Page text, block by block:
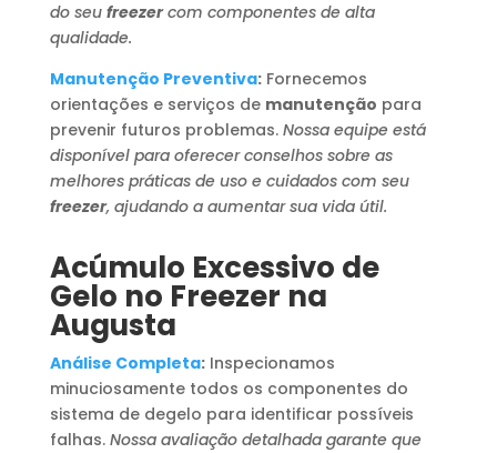
do seu freezercom componentes de alta
qualidade.
Manutenção Preventiva:Fornecemos
orientações e serviços de manutenção para
prevenir futuros problemas. Nossa equipe está
disponível para oferecer conselhos sobre as
melhores práticas de uso e cuidados com seu
freezer, ajudando a aumentar sua vida útil.
Acúmulo Excessivo de
Gelo no Freezer na
Augusta
Análise Completa:Inspecionamos
minuciosamente todos os componentes do
sistema de degelo para identificar possíveis
falhas. Nossa avaliação detalhada garante que